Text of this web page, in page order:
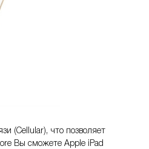
(Cellular), что позволяет
Вы сможете Apple iPad